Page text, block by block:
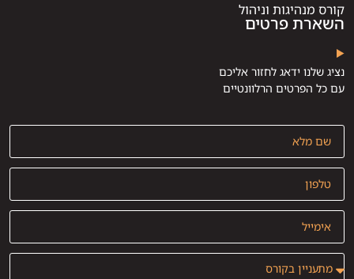
קורס מנהיגות וניהול
השארת פרטים
נציג שלנו ידאג לחזור אליכם
עם כל הפרטים הרלוונטיים